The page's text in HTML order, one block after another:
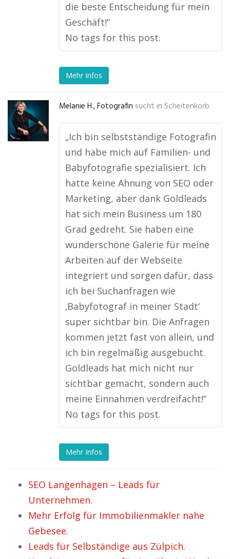
die beste Entscheidung für mein
Geschäft!“
No tags for this post.
Mehr Infos
Melanie H., Fotografin sucht in Scheitenkorb
„Ich bin selbstständige Fotografin
und habe mich auf Familien- und
Babyfotografie spezialisiert. Ich
hatte keine Ahnung von SEO oder
Marketing, aber dank Goldleads
hat sich mein Business um 180
Grad gedreht. Sie haben eine
wunderschöne Galerie für meine
Arbeiten auf der Webseite
integriert und sorgen dafür, dass
ich bei Suchanfragen wie
‚Babyfotograf in meiner Stadt‘
super sichtbar bin. Die Anfragen
kommen jetzt fast von allein, und
ich bin regelmäßig ausgebucht.
Goldleads hat mich nicht nur
sichtbar gemacht, sondern auch
meine Einnahmen verdreifacht!“
No tags for this post.
Mehr Infos
SEO Langenhagen – Leads für
Unternehmen.
Mehr Erfolg für Immobilienmakler nahe
Gebesee.
Leads für Selbständige aus Zülpich.